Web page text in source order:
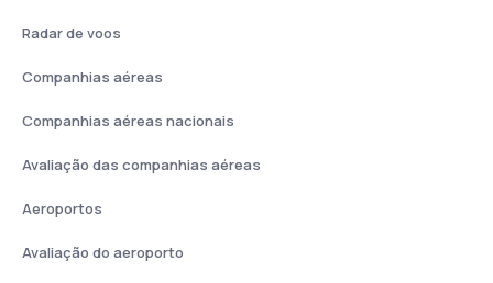
Radar de voos
Companhias aéreas
Companhias aéreas nacionais
Avaliação das companhias aéreas
Aeroportos
Avaliação do aeroporto